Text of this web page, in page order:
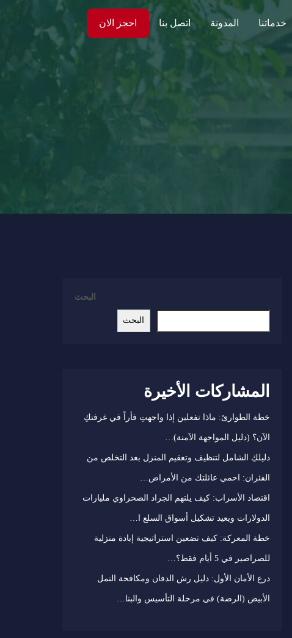
خدماتنا المدونة اتصل بنا احجز الان
البحث
البحث
المشاركات الأخيرة
خطة الطوارئ: ماذا تفعلين إذا واجهتِ فأراً في غرفتكِ
الآن؟ (دليل المواجهة الآمنة)…
دليلكِ الشامل لتنظيف وتعقيم المنزل بعد التخلص من
الفئران: احمي عائلتك من الأمراض…
اقتصاد الأسراب: كيف يلتهم الجراد الصحراوي مليارات
الدولارات ويعيد تشكيل أسواق السلع ا…
خطة المعركة: كيف تضعين استراتيجية إبادة منزلية
للصراصير في 5 أيام فقط؟…
درع الأمان الأول: دليل رش الدفان ومكافحة النمل
الأبيض (الرضة) في مرحلة التأسيس والبنا…